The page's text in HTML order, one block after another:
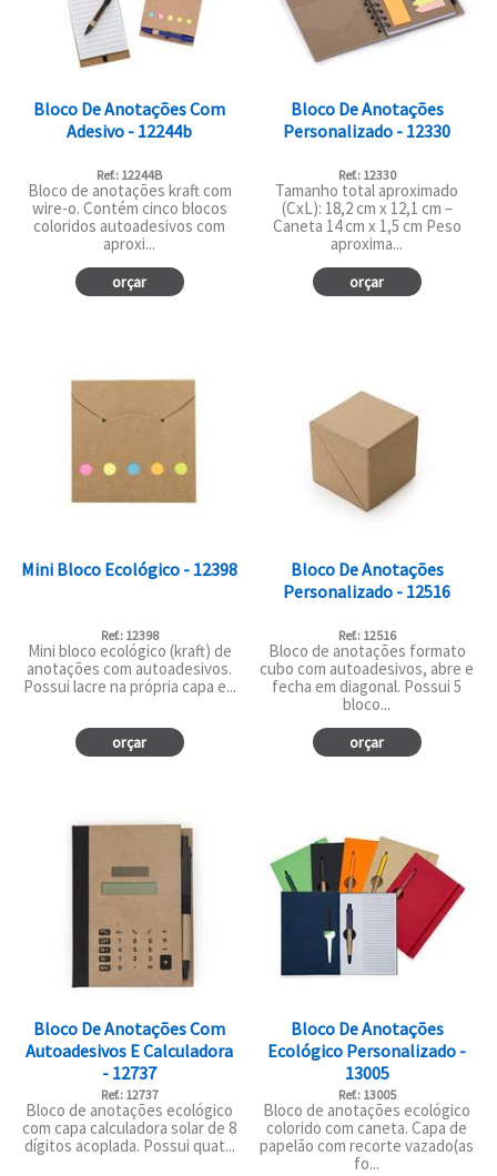
Bloco De Anotações Com
Adesivo - 12244b
Ref.: 12244B
Bloco de anotações kraft com
wire-o. Contém cinco blocos
coloridos autoadesivos com
aproxi...
orçar
Bloco De Anotações
Personalizado - 12330
Ref.: 12330
Tamanho total aproximado
(CxL): 18,2 cm x 12,1 cm –
Caneta 14 cm x 1,5 cm Peso
aproxima...
orçar
Mini Bloco Ecológico - 12398
Ref.: 12398
Mini bloco ecológico (kraft) de
anotações com autoadesivos.
Possui lacre na própria capa e...
orçar
Bloco De Anotações
Personalizado - 12516
Ref.: 12516
Bloco de anotações formato
cubo com autoadesivos, abre e
fecha em diagonal. Possui 5
bloco...
orçar
Bloco De Anotações Com
Autoadesivos E Calculadora
- 12737
Ref.: 12737
Bloco de anotações ecológico
com capa calculadora solar de 8
dígitos acoplada. Possui quat...
Bloco De Anotações
Ecológico Personalizado -
13005
Ref.: 13005
Bloco de anotações ecológico
colorido com caneta. Capa de
papelão com recorte vazado(as
fo...